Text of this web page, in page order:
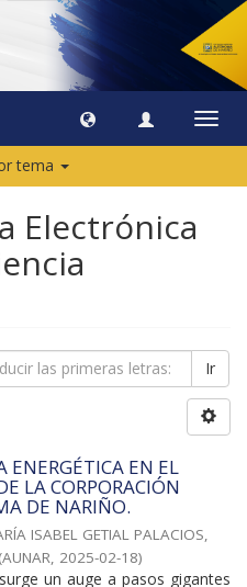
tema
Electrónica
Ir
ENERGÉTICA EN EL
LA CORPORACIÓN
DE NARIÑO.
ISABEL GETIAL PALACIOS,
(AUNAR, 2025-02-18)
un auge a pasos gigantes